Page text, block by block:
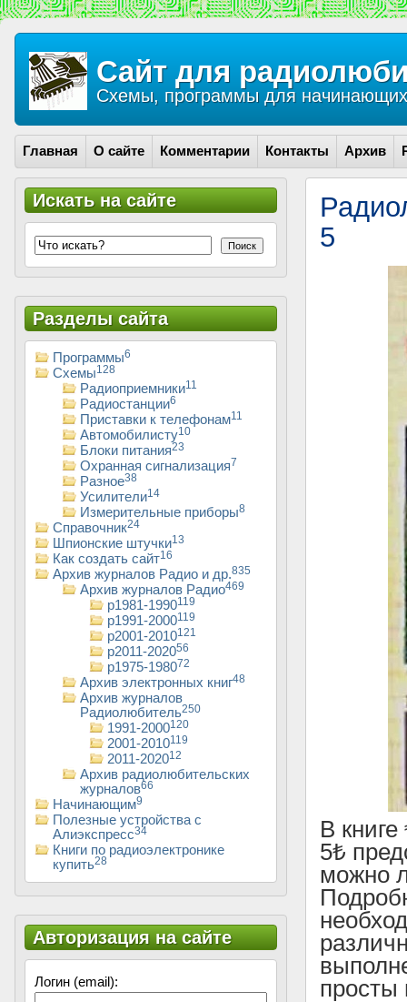
Сайт для
Схемы, программы для
Главная О сайте Комментарии Контакты Архив
5
В
5₺
можно
просты
Искать на сайте
Поиск
Разделы сайта
Программы6
Схемы128
Радиоприемники11
Радиостанции6
Приставки к телефонам11
Автомобилисту10
Блоки питания23
Охранная сигнализация7
Разное38
Усилители14
Измерительные приборы8
Справочник24
Шпионские штучки13
Как создать сайт16
Архив журналов Радио и др.835
Архив журналов Радио469
р1981-1990119
р1991-2000119
р2001-2010121
р2011-202056
р1975-198072
Архив электронных книг48
Архив журналов
Радиолюбитель250
1991-2000120
2001-2010119
2011-202012
Архив радиолюбительских
журналов66
Начинающим9
Полезные устройства с
Алиэкспресс34
Книги по радиоэлектронике
купить28
Авторизация на сайте
Логин (email):